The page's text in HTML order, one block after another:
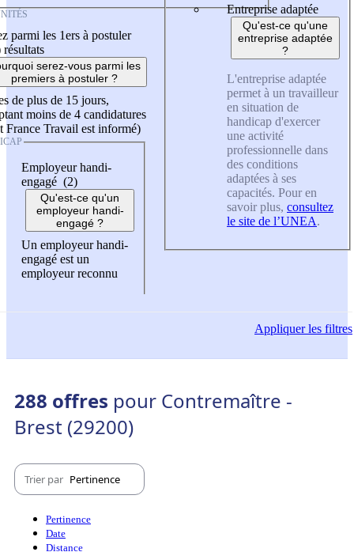
parmi les 1ers à postuler
résultats
serez-vous parmi les
premiers à postuler ?
de plus de 15 jours,
moins de 4 candidatures
France Travail est informé)
Employeur handi-
engagé (2)
Qu'est-ce qu'un
employeur handi-
engagé ?
Un employeur handi-
engagé est un
employeur reconnu
Entreprise adaptée
Qu'est-ce qu'une
entreprise adaptée
?
L'entreprise adaptée
permet à un travailleur
en situation de
handicap d'exercer
une activité
professionnelle dans
des conditions
adaptées à ses
capacités. Pour en
savoir plus, consultez
le site de l’UNEA.
Appliquerles filtres
288 offres pour Contremaître -
Brest (29200)
Trier par Pertinence
Pertinence
Date
Distance